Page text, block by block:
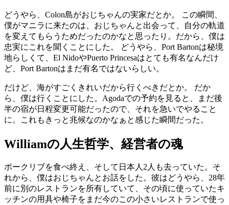
どうやら、Colon島がおじちゃんの実家だとか。 この瞬間、
僕がマニラに来たのは、おじちゃんと出会って、自分の軌道
を変えてもらうためだったのかなと思ったり。だから、僕は
忠実にこれを聞くことにした。 どうやら、Port Bartonは秘境
地らしくて、El NidoやPuerto Princesaはとても有名なんだけ
ど、Port Bartonはまだ有名ではないらしい。
だけど、海がすごくきれいだから行くべきだとか。 だか
ら、僕は行くことにした。Agodaでの予約を見ると、まだ後
半の宿が日程変更可能だったので、それを急いでやること
に。これもきっと兆候なのかなぁと感じた瞬間だった。
Williamの人生哲学、経営者の魂
ポークリブを食べ終え、そして日本人2人も去っていた。そ
れから、僕はおじちゃんとお話をした。彼はどうやら、28年
前に別のレストランを所有していて、その頃に使っていたキ
ッチンの用具や椅子をまだ今のこの小さいレストランで使っ